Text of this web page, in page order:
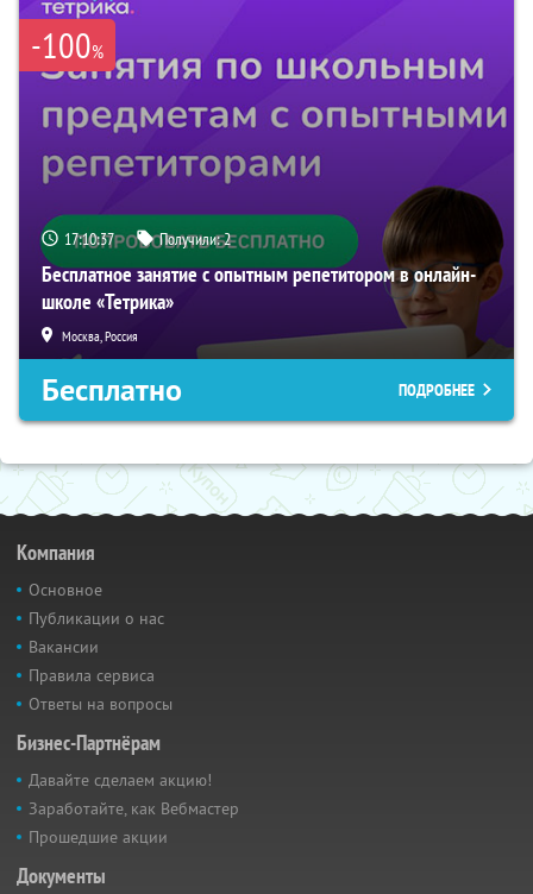
-100%
17:10:35 Получили:2
Бесплатное занятие с опытным репетитором в онлайн-
школе «Тетрика»
Москва, Россия
Бесплатно ПОДРОБНЕЕ
Компания
Основное
Публикации о нас
Вакансии
Правила сервиса
Ответы на вопросы
Бизнес-Партнёрам
Давайте сделаем акцию!
Заработайте, как Вебмастер
Прошедшие акции
Документы